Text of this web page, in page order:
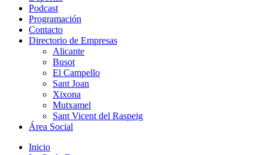
Podcast
Programación
Contacto
Directorio de Empresas
Alicante
Busot
El Campello
Sant Joan
Xixona
Mutxamel
Sant Vicent del Raspeig
Área Social
Inicio